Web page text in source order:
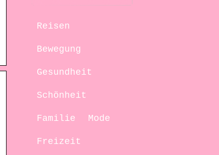
Reisen
Bewegung
Gesundheit
Schönheit
Familie Mode
Freizeit